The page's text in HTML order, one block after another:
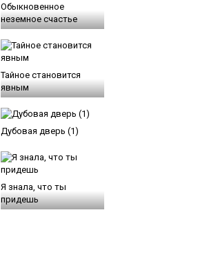
Обыкновенное
неземное счастье
Тайное становится
явным
Дубовая дверь (1)
Я знала, что ты
придешь